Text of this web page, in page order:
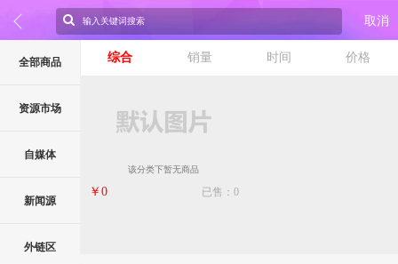
取消
全部商品
资源市场
自媒体
新闻源
外链区
综合 销量 时间 价格
该分类下暂无商品
￥0 已售：0